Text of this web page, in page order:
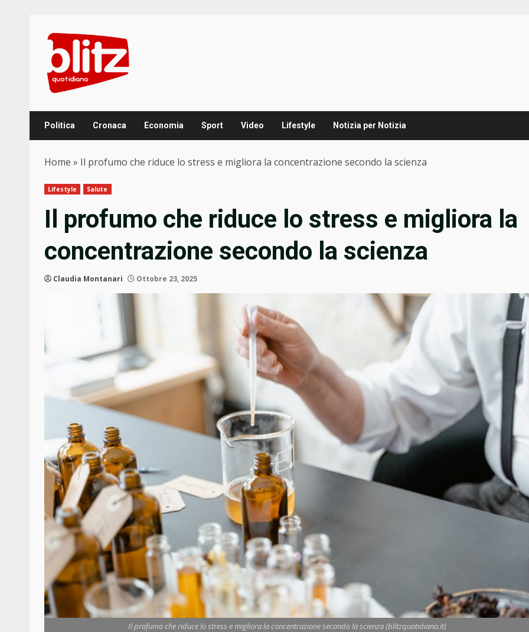
content
Politica Cronaca Economia Sport Video Lifestyle Notizia per Notizia
Home » Il profumo che riduce lo stress e migliora la concentrazione secondo la scienza
Lifestyle Salute
Il profumo che riduce lo stress e migliora la
concentrazione secondo la scienza
Claudia Montanari Ottobre 23, 2025
Il profumo che riduce lo stress e migliora la concentrazione secondo la scienza (blitzquotidiano.it)